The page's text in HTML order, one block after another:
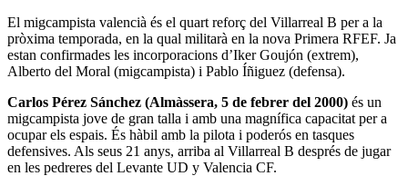
El migcampista valencià és el quart reforç del Villarreal B per a la
pròxima temporada, en la qual militarà en la nova Primera RFEF. Ja
estan confirmades les incorporacions d’Iker Goujón (extrem),
Alberto del Moral (migcampista) i Pablo Íñiguez (defensa).
Carlos Pérez Sánchez (Almàssera, 5 de febrer del 2000) és un
migcampista jove de gran talla i amb una magnífica capacitat per a
ocupar els espais. És hàbil amb la pilota i poderós en tasques
defensives. Als seus 21 anys, arriba al Villarreal B després de jugar
en les pedreres del Levante UD y Valencia CF.